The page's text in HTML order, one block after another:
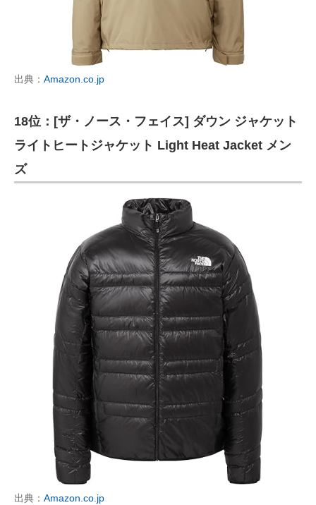
出典： Amazon.co.jp
18位：[ザ・ノース・フェイス] ダウン ジャケット
ライトヒートジャケット Light Heat Jacket メン
ズ
出典： Amazon.co.jp